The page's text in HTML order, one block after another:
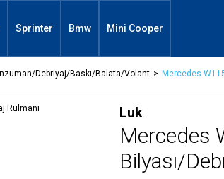
Sprinter Bmw Mini Cooper
Debriyaj/Baskı/Balata/Volant Mercedes
Luk
Mercedes
Bilyası/